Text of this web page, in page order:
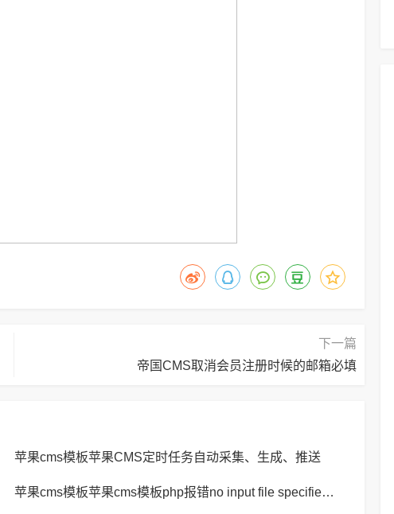
下一篇
帝国CMS取消会员注册时候的邮箱必填
苹果cms模板苹果CMS定时任务自动采集、生成、推送
苹果cms模板苹果cms模板php报错no input file specified解决方法